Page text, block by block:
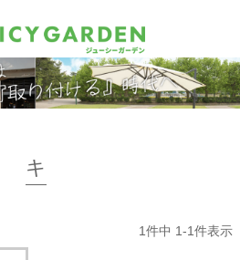
キ
1件中 1-1件表示